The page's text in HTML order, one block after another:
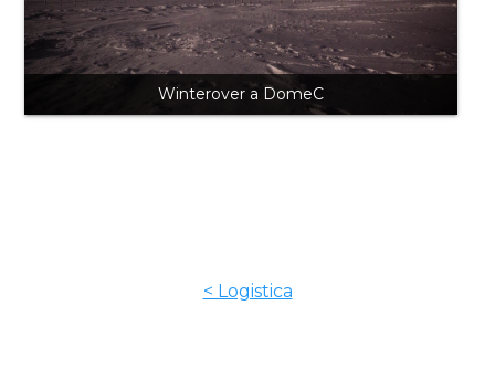
Winterover a DomeC
< Logistica